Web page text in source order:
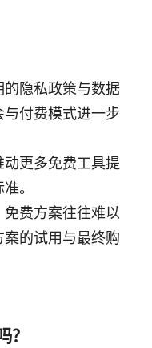
隐私政策与数据
付费模式进一步
更多免费工具提
。
费方案往往难以
的试用与最终购
？